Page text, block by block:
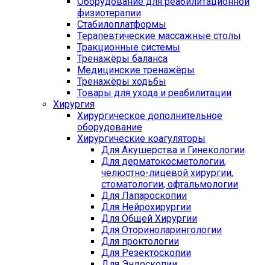
физиотерапии
Стабилоплатформы
Терапевтические массажные столы
Тракционные системы
Тренажёры баланса
Медицинские тренажёры
Тренажёры ходьбы
Товары для ухода и реабилитации
Хирургия
Хирургическое дополнительное
оборудование
Хирургические коагуляторы
Для Акушерства и Гинекологии
Для дерматокосметологии,
челюстно-лицевой хирургии,
стоматологии, офтальмологии
Для Лапароскопии
Для Нейрохирургии
Для Общей Хирургии
Для Оториноларингологии
Для проктологии
Для Резектоскопии